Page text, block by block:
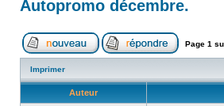
Autopromo décembre.
Page 1
Imprimer
Auteur